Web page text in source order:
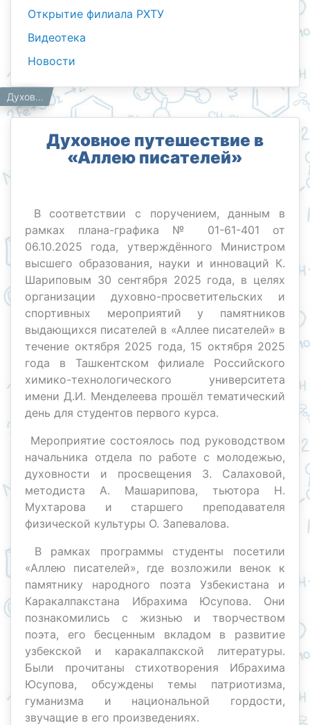
Открытие филиала РХТУ
Видеотека
Новости
Главная
Работникам
Новости Духовное путешествие в «Аллею писателей»
Духовное путешествие в
«Аллею писателей»
В соответствии с поручением, данным в
рамках плана-графика № 01-61-401 от
06.10.2025 года, утверждённого Министром
высшего образования, науки и инноваций К.
Шариповым 30 сентября 2025 года, в целях
организации духовно-просветительских и
спортивных мероприятий у памятников
выдающихся писателей в «Аллее писателей» в
течение октября 2025 года, 15 октября 2025
года в Ташкентском филиале Российского
химико-технологического университета
имени Д.И. Менделеева прошёл тематический
день для студентов первого курса.
Мероприятие состоялось под руководством
начальника отдела по работе с молодежью,
духовности и просвещения З. Салаховой,
методиста А. Машарипова, тьютора Н.
Мухтарова и старшего преподавателя
физической культуры О. Запевалова.
В рамках программы студенты посетили
«Аллею писателей», где возложили венок к
памятнику народного поэта Узбекистана и
Каракалпакстана Ибрахима Юсупова. Они
познакомились с жизнью и творчеством
поэта, его бесценным вкладом в развитие
узбекской и каракалпакской литературы.
Были прочитаны стихотворения Ибрахима
Юсупова, обсуждены темы патриотизма,
гуманизма и национальной гордости,
звучащие в его произведениях.